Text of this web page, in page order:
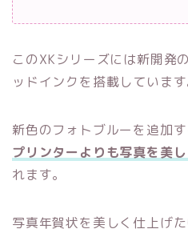
このXKシリーズには新開発
ッドインクを搭載しています
新色のフォトブルーを追加
プリンターよりも写真を美
れます。
写真年賀状を美しく仕上げ